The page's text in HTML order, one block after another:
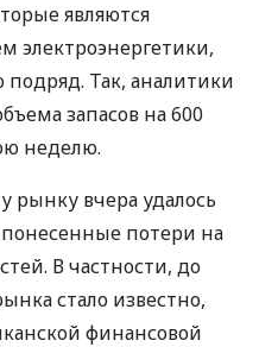
являются
электроэнергетики,
Так, аналитики
запасов на 600
неделю.
вчера удалось
понесенные потери на
В частности, до
стало известно,
финансовой